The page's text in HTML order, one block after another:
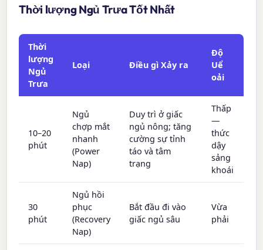
Thời lượng Ngủ Trưa Tốt Nhất
Thời
lượng
Ngủ
Trưa
Loại Điều gì Xảy ra
Độ
Uể
oải
10–20
phút
Ngủ
chợp mắt
nhanh
(Power
Nap)
Duy trì ở giấc
ngủ nông; tăng
cường sự tỉnh
táo và tâm
trạng
Thấp
—
thức
dậy
sảng
khoái
30
phút
Ngủ hồi
phục
(Recovery
Nap)
Bắt đầu đi vào
giấc ngủ sâu
Vừa
phải